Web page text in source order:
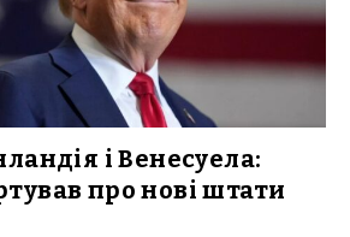
і Венесуела:
про нові штати